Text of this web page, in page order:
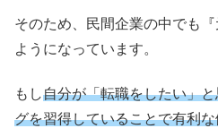
そのため、民間企業の中でも
ようになっています。
もし自分が「転職をしたい」
グを習得していることで有利